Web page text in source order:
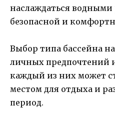
наслаждаться водными
безопасной и
Выбор типа бассейна
личных предпочтений
каждый из них может
местом для отдыха и
период.